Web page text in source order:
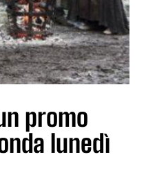
promo
lunedì